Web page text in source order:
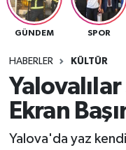
GÜNDEM SPOR
HABERLER KÜLTÜR
Yalovalılar
Ekran
Yalova'da yaz
KÜLTÜR
BİLİM VE
ASAYİŞ
Yalova Trafik
Tüm Manşetler
Son Dakika